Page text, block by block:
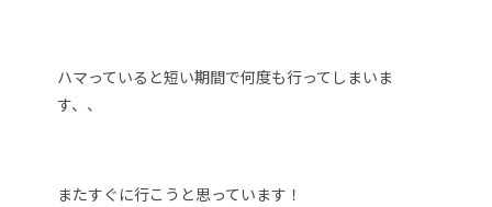
ハマっていると短い期間で何度も行ってしまいま
す、、
またすぐに行こうと思っています！